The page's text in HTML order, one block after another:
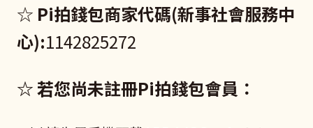
☆ Pi拍錢包商家代碼(新事社會服務中
心):1142825272
☆若您尚未註冊Pi拍錢包會員：